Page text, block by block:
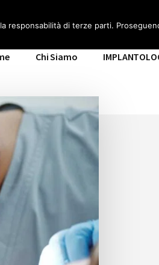
Chi Siamo
di terze parti.